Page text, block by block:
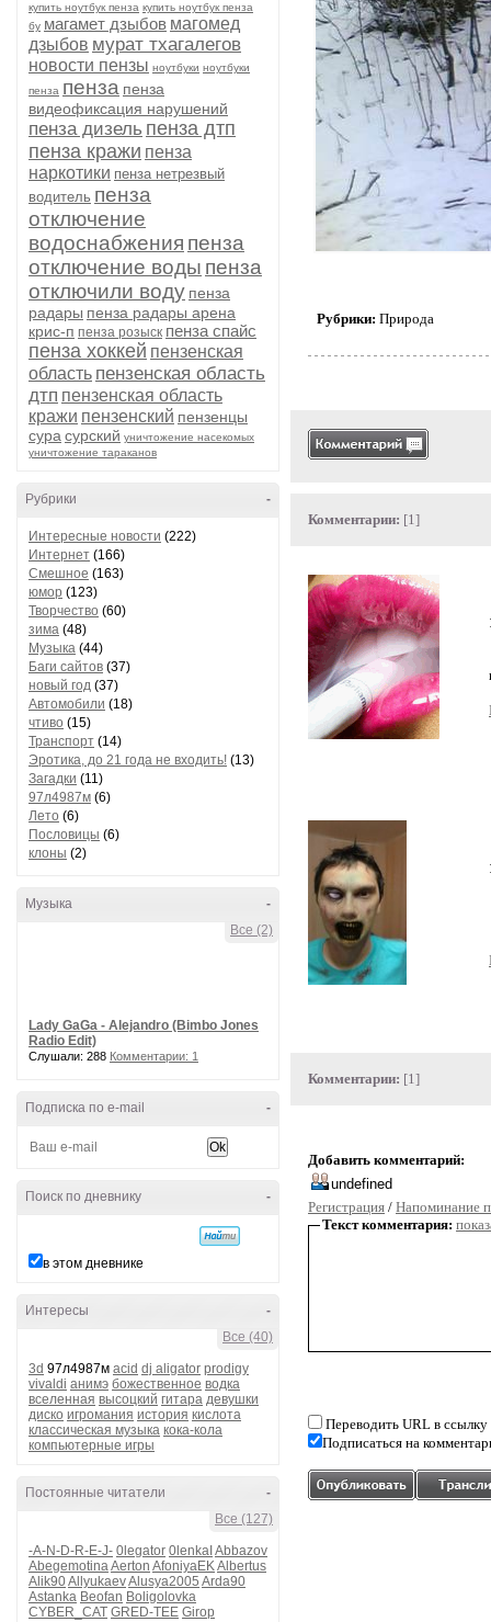
купить ноутбук пенза купить ноутбук пенза
бу магамет дзыбов магомед
дзыбов мурат тхагалегов
новости пензы ноутбуки ноутбуки
пенза пенза пенза
видеофиксация нарушений
пенза дизель пенза дтп
пенза кражи пенза
наркотики пенза нетрезвый
водитель пенза
отключение
водоснабжения пенза
отключение воды пенза
отключили воду пенза
радары пенза радары арена
крис-п пенза розыск пенза спайс
пенза хоккей пензенская
область пензенская область
дтп пензенская область
кражи пензенский пензенцы
сура сурский уничтожение насекомых
уничтожение тараканов
-
Рубрики
Интересные новости (222)
Интернет (166)
Смешное (163)
юмор (123)
Творчество (60)
зима (48)
Музыка (44)
Баги сайтов (37)
новый год (37)
Автомобили (18)
чтиво (15)
Транспорт (14)
Эротика, до 21 года не входить! (13)
Загадки (11)
97л4987м (6)
Лето (6)
Пословицы (6)
клоны (2)
-
Музыка
Все (2)
Lady GaGa - Alejandro (Bimbo Jones
Radio Edit)
Слушали: 288 Комментарии: 1
-
Подписка по e-mail
-
Поиск по дневнику
в этом дневнике
-
Интересы
Все (40)
3d 97л4987м acid dj aligator prodigy
vivaldi анимэ божественное водка
вселенная высоцкий гитара девушки
диско игромания история кислота
классическая музыка кока-кола
компьютерные игры
-
Постоянные читатели
Все (127)
-A-N-D-R-E-J- 0legator 0lenkaI Abbazov
AbegemotinaAerton AfoniyaEKAlbertus
Alik90AllyukaevAlusya2005 Arda90
Astanka Beofan Boligolovka
CYBER_CAT GRED-TEE Girop
Рубрики: Природа
Комментарии: [1]
Комментарии: [1]
Добавить комментарий:
Регистрация / Напоминание
Текст комментария:
Переводить URL в ссылку
Подписаться на